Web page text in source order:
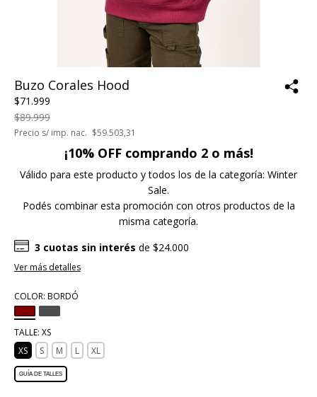
Buzo Corales Hood
$71.999
$89.999
Precio s/ imp. nac. $59.503,31
¡10% OFF comprando 2 o más!
Válido para este producto y todos los de la categoría: Winter
Sale.
Podés combinar esta promoción con otros productos de la
misma categoría.
3 cuotas sin interés de $24.000
Ver más detalles
COLOR: BORDÓ
TALLE: XS
XS
S M L XL
GUÍA DE TALLES